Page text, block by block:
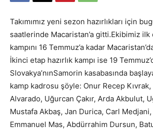
Takımımız yeni sezon hazırlıkları için
saatlerinde Macaristan’a gitti.Ekibimiz ilk
kampını 16 Temmuz’a kadar
İkinci etap hazırlık kampı ise 19
Slovakya’nınSamorin kasabasında
kamp kadrosu şöyle: Onur Recep Kıvrak,
Alvarado, Uğurcan Çakır, Arda Akbulut,
Mustafa Akbaş, Jan Durica, Carl
Emmanuel Mas, Abdürrahim Dursun,